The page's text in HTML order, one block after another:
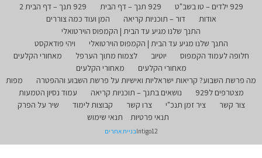
929 ילדים – טו בשב"ט
929 תנך – דף הבית
929 תנך – דף הבית 2
אודות
דור – תוכניות קריאה
המן ועוד כמה צוררים
התנך שלנו מגיע עד הבית | הקמפוס הוירטואלי
התנך שלנו מגיע עד הבית | הקמפוס הוירטואלי
ויהי פודאקסט
חלופה לעמוד הקמפוס
יוטיוב לצמוח מתוך הערפל
מאחורי הקלעים
מאחורי הקלעים
מאחורי הקלעים
מה פרשת השבוע? קריאות ישראליות ואישיות על פרשת השבוע וההפטרה
מפות
מצטרפים ל929
נושאים בתנך – תוכניות קריאה
עמוד נסיון הטמעות
צור קשר
ציר זמן תנכ"י צרו קשר קבוצות לימוד
שיר על הפרק
תנאי פרטיות
תנאי שימוש
Intigo12בניית אתרים